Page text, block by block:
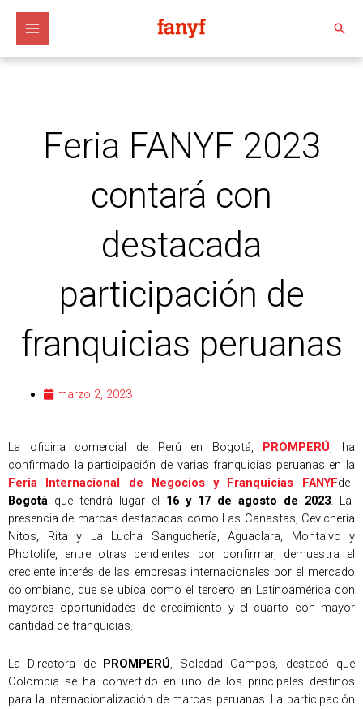
contenido
Feria FANYF 2023
contará con
destacada
participación de
franquicias peruanas
marzo 2, 2023
La oficina comercial de Perú en Bogotá, PROMPERÚ, ha
confirmado la participación de varias franquicias peruanas en la
Feria Internacional de Negocios y Franquicias FANYFde
Bogotá que tendrá lugar el 16 y 17 de agosto de 2023. La
presencia de marcas destacadas como Las Canastas, Cevichería
Nitos, Rita y La Lucha Sanguchería, Aguaclara, Montalvo y
Photolife, entre otras pendientes por confirmar, demuestra el
creciente interés de las empresas internacionales por el mercado
colombiano, que se ubica como el tercero en Latinoamérica con
mayores oportunidades de crecimiento y el cuarto con mayor
cantidad de franquicias.
La Directora de PROMPERÚ, Soledad Campos, destacó que
Colombia se ha convertido en uno de los principales destinos
para la internacionalización de marcas peruanas. La participación